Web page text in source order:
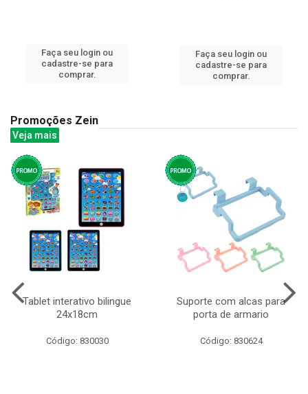
Faça seu login ou
cadastre-se para
comprar.
Faça seu login ou
cadastre-se para
comprar.
Promoções Zein
Veja mais
Tablet interativo bilingue
24x18cm
Código: 830030
Suporte com alcas para
porta de armario
Código: 830624